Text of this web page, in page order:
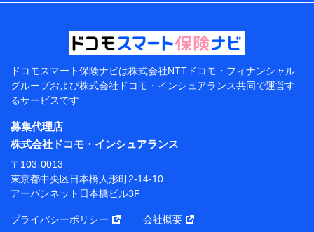
当該個人データを取り扱う各共同利用者（詳細は次のと
東京都千代田区永田町2丁目11番1号 山王パークタワー
株式会社NTTドコモ 代表取締役社長 前田 義晃
東京都中央区日本橋人形町2-14-10 アーバンネット日
本橋ビル 3F
長 吉村 忠義
※ 当社および株式会社NTTドコモは、お客さまの情報
ソナルデータ憲章」に定める行動原則を順守します 。
ドコモスマート保険ナビは株式会社NTTドコモ・フィナンシャル
グループおよび株式会社ドコモ・インシュアランス共同で運営す
るサービスです
募集代理店
株式会社ドコモ・インシュアランス
〒103-0013
東京都中央区日本橋人形町2-14-10
アーバンネット日本橋ビル3F
プライバシーポリシー 会社概要